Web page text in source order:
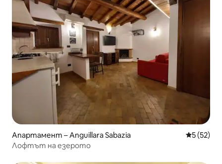
Апартамент – Anguillara Sabazia Средна
5 (52)
Лофтът на езерото